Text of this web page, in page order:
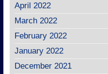
April 2022
March 2022
February 2022
January 2022
December 2021